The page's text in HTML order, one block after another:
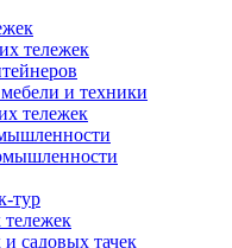
тележек
и техники
тележек
тур
тележек
садовых тачек